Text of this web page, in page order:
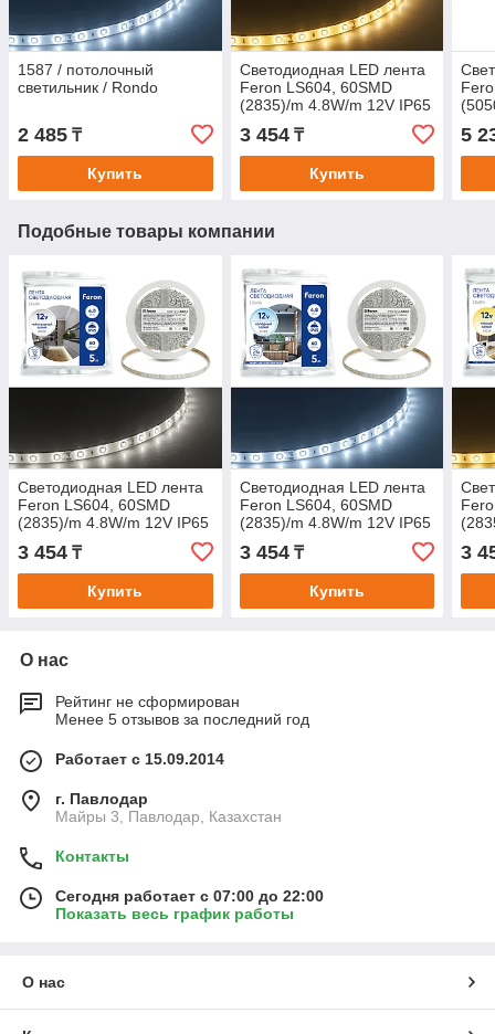
1587 / потолочный
светильник / Rondo
2 485 ₸
Купить
Светодиодная LED лента
Feron LS604, 60SMD
(2835)/m 4.8W/m 12V IP65
5m, 3000К
3 454₸
Купить
5
Подобные товары компании
Светодиодная LED лента
Feron LS604, 60SMD
(2835)/m 4.8W/m 12V IP65
3 454 ₸
Купить
Светодиодная LED лента
Feron LS604, 60SMD
(2835)/m 4.8W/m 12V IP65
3 454₸
Купить
3
О нас
Рейтинг не сформирован
Менее 5 отзывов за последний год
Работает с 15.09.2014
г. Павлодар
Майры 3, Павлодар, Казахстан
Контакты
Сегодня работает с 07:00 до 22:00
Показать весь график работы
О нас